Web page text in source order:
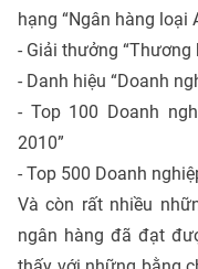
hạng “Ngân hàng loại
- Giải thưởng
- Danh hiệu “Doanh
- Top 100 Doanh
2010”
- Top 500 Doanh
Và còn rất nhiều
ngân hàng đã đạt